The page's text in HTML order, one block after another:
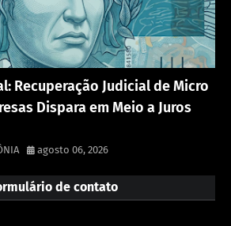
Recuperação Judicial de Micro
Dispara em Meio a Juros
agosto 06, 2026
de contato